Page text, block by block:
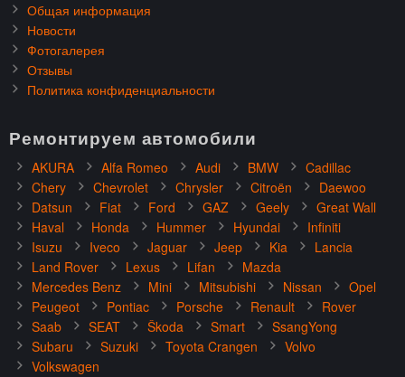
Общая информация
Новости
Фотогалерея
Отзывы
Политика конфиденциальности
Ремонтируем автомобили
AKURA Alfa Romeo Audi BMW
Cadillac
Chery
Chevrolet Chrysler Citroën
Daewoo
Datsun
Fiat Ford GAZ Geely
Great Wall
Haval
Honda Hummer Hyundai
Infiniti
Isuzu
Iveco Jaguar Jeep Kia
Lancia
Land Rover
Lexus Lifan
Mazda
Mercedes Benz
Mini Mitsubishi Nissan
Opel
Peugeot
Pontiac Porsche Renault
Rover
Saab
SEAT Škoda Smart
SsangYong
Subaru
Suzuki Toyota Crangen
Volvo
Volkswagen